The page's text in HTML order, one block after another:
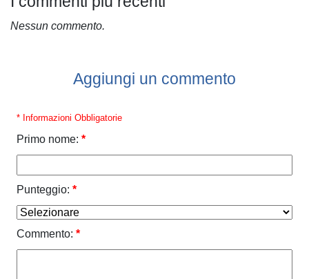
Nessun commento.
Aggiungi un commento
* Informazioni Obbligatorie
Primo nome: *
Punteggio: *
Commento: *